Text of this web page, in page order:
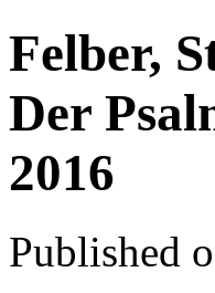
Felber,
Der
2016
Published